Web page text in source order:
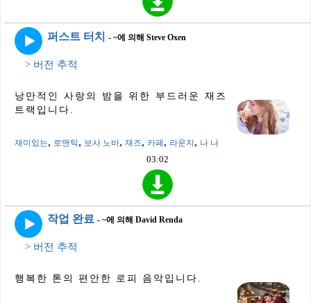
퍼스트 터치 - ~에 의해 Steve Oxen
> 버전 추적
낭만적인 사랑의 밤을 위한 부드러운 재즈
트랙입니다.
재미있는, 로맨틱, 보사 노바, 재즈, 카페, 라운지, 나 나
03:02
작업 완료 - ~에 의해 David Renda
> 버전 추적
행복한 톤의 편안한 로피 음악입니다.